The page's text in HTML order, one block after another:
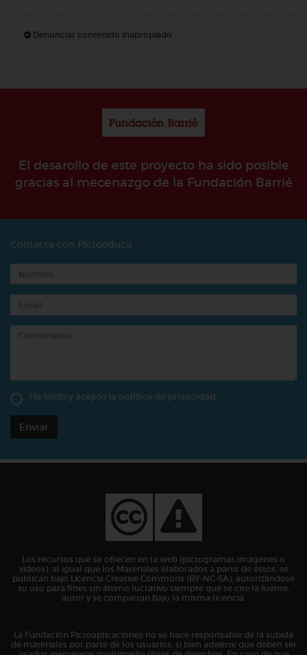
Denunciar contenido inapropiado
El desarollo de este proyecto ha sido posible
gracias al mecenazgo de la Fundación Barrié
Contacta con Pictoeduca
He leído y acepto la política de privacidad
Enviar
Los recursos que se ofrecen en la web (pictogramas,imágenes o
vídeos), al igual que los Materiales elaborados a partir de éstos, se
publican bajo Licencia Creative Commons (BY-NC-SA), autorizándose
su uso para fines sin ánimo lucrativo siempre que se cite la fuente,
autor y se compartan bajo la misma licencia.
La Fundación Pictoaplicaciones no se hace responsable de la subida
de materiales por parte de los usuarios, si bien advierte que deben ser